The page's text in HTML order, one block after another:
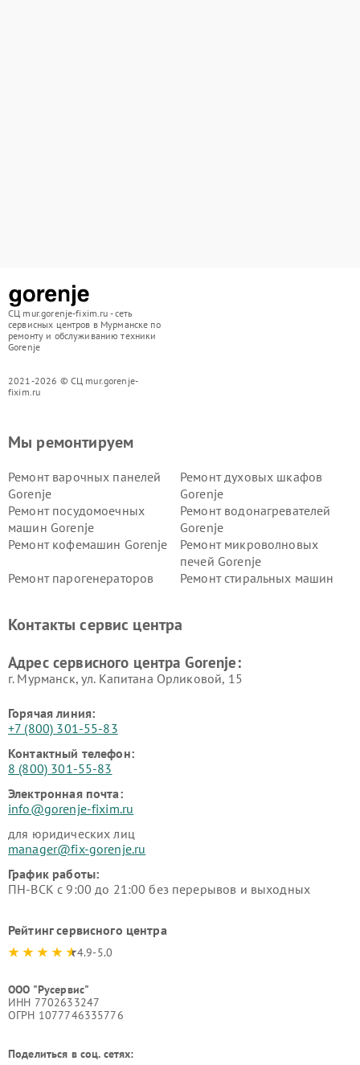
СЦ mur.gorenje-fixim.ru - сеть
сервисных центров в Мурманске по
ремонту и обслуживанию техники
Gorenje
2021-2026 © СЦ mur.gorenje-
fixim.ru
Мы ремонтируем
Ремонт варочных панелей
Gorenje
Ремонт духовых шкафов
Gorenje
Ремонт посудомоечных
машин Gorenje
Ремонт водонагревателей
Gorenje
Ремонт кофемашин Gorenje
Ремонт микроволновых
печей Gorenje
Ремонт парогенераторов
Ремонт стиральных машин
Контакты сервис центра
Адрес сервисного центра Gorenje:
г. Мурманск, ул. Капитана Орликовой, 15
Горячая линия:
+7 (800) 301-55-83
Контактный телефон:
8 (800) 301-55-83
Электронная почта:
info@gorenje-fixim.ru
для юридических лиц
manager@fix-gorenje.ru
График работы:
ПН-ВСК с 9:00 до 21:00 без перерывов и выходных
Рейтинг сервисного центра
4.9-5.0
ООО "Русервис"
ИНН 7702633247
ОГРН 1077746335776
Поделиться в соц. сетях: